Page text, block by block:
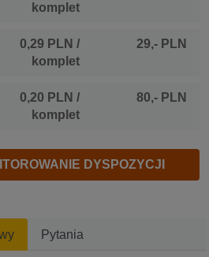
komplet
0,29 PLN /
komplet
29,- PLN
0,20 PLN /
komplet
80,- PLN
DYSPOZYCJI
Pytania